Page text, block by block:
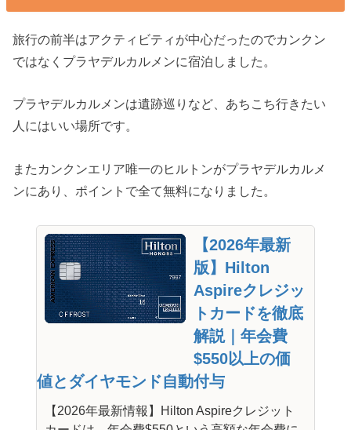
旅行の前半はアクティビティが中心だったのでカンクン
ではなくプラヤデルカルメンに宿泊しました。
プラヤデルカルメンは遺跡巡りなど、あちこち行きたい
人にはいい場所です。
またカンクンエリア唯一のヒルトンがプラヤデルカルメ
ンにあり、ポイントで全て無料になりました。
【2026年最新
版】Hilton
Aspireクレジッ
トカードを徹底
解説｜年会費
$550以上の価
値とダイヤモンド自動付与
【2026年最新情報】Hilton Aspireクレジット